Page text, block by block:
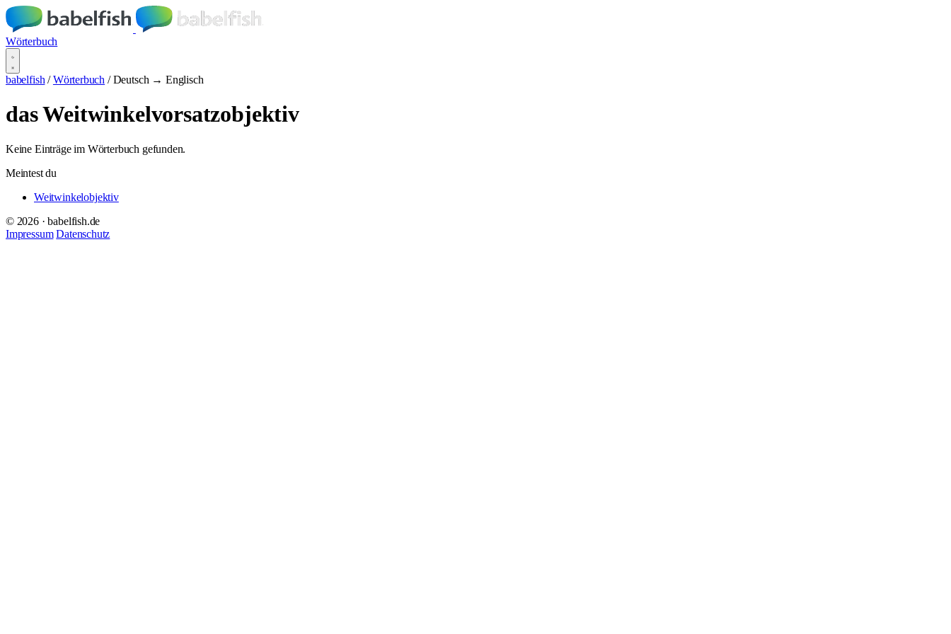
Wörterbuch
babelfish / Wörterbuch / Deutsch → Englisch
das Weitwinkelvorsatzobjektiv
Keine Einträge im Wörterbuch gefunden.
Meintest du
Weitwinkelobjektiv
© 2026 · babelfish.de
Impressum Datenschutz